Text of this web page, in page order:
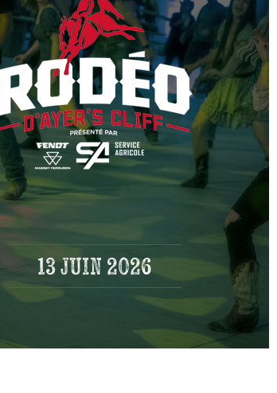
13 JUIN 2026